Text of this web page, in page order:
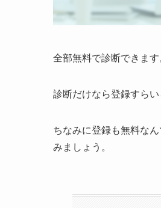
全部無料で診断できます
診断だけなら登録すらい
ちなみに登録も無料な
みましょう。